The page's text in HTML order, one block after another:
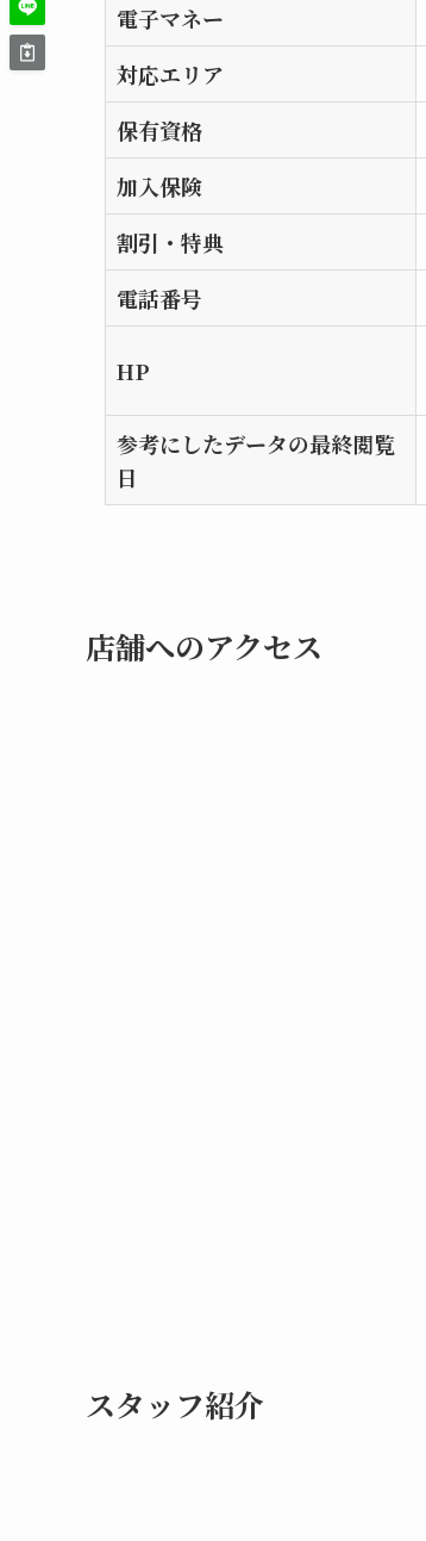
電子マネー
対応エリア
保有資格
加入保険
割引・特典
電話番号
HP
参考にしたデータの最終閲覧
日
店舗へのアクセス
スタッフ紹介